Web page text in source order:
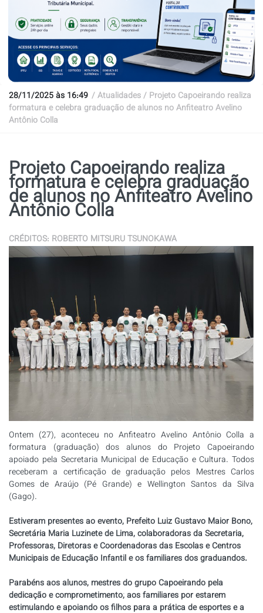
28/11/2025 às 16:49 / Atualidades / Projeto Capoeirando realiza
formatura e celebra graduação de alunos no Anfiteatro Avelino
Antônio Colla
Projeto Capoeirando realiza
formatura e celebra graduação
de alunos no Anfiteatro Avelino
Antônio Colla
CRÉDITOS: ROBERTO MITSURU TSUNOKAWA
Ontem (27), aconteceu no Anfiteatro Avelino Antônio Colla a
formatura (graduação) dos alunos do Projeto Capoeirando
apoiado pela Secretaria Municipal de Educação e Cultura. Todos
receberam a certificação de graduação pelos Mestres Carlos
Gomes de Araújo (Pé Grande) e Wellington Santos da Silva
(Gago).
Estiveram presentes ao evento, Prefeito Luiz Gustavo Maior Bono,
Secretária Maria Luzinete de Lima, colaboradoras da Secretaria,
Professoras, Diretoras e Coordenadoras das Escolas e Centros
Municipais de Educação Infantil e os familiares dos graduandos.
Parabéns aos alunos, mestres do grupo Capoeirando pela
dedicação e comprometimento; aos familiares por estarem
estimulando e apoiando os filhos para a prática de esportes e a